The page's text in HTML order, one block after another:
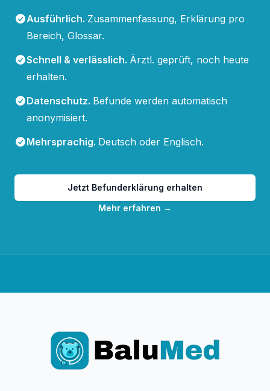
Ausführlich. Zusammenfassung, Erklärung pro
Bereich, Glossar.
Schnell & verlässlich. Ärztl. geprüft, noch heute
erhalten.
Datenschutz. Befunde werden automatisch
anonymisiert.
Mehrsprachig. Deutsch oder Englisch.
Jetzt Befunderklärung erhalten
Mehr erfahren →